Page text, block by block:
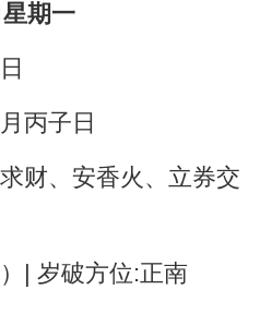
期一
丙子日
财、安香火、立券交
| 岁破方位:正南